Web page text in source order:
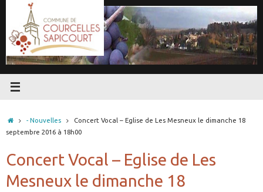
contenu
Accueil
- Nouvelles
Concert Vocal – Eglise de Les Mesneux le dimanche 18
septembre 2016 à 18h00
Concert Vocal – Eglise de Les
Mesneux le dimanche 18